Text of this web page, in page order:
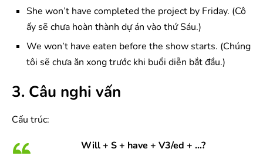
She won’t have completed the project by Friday. (Cô
ấy sẽ chưa hoàn thành dự án vào thứ Sáu.)
We won’t have eaten before the show starts. (Chúng
tôi sẽ chưa ăn xong trước khi buổi diễn bắt đầu.)
3. Câu nghi vấn
Cấu trúc:
Will + S + have + V3/ed + …?